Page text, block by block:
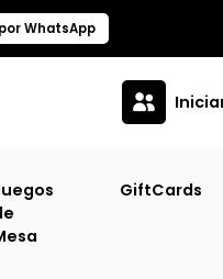
WhatsApp
GiftCards
Silenciosas